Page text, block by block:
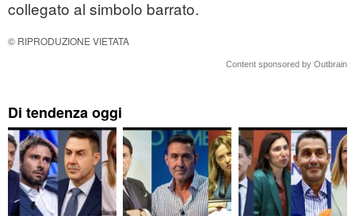
collegato al simbolo barrato.
© RIPRODUZIONE VIETATA
Content sponsored by Outbrain
Di tendenza oggi